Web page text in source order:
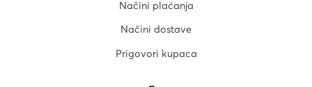
Načini plaćanja
Načini dostave
Prigovori kupaca